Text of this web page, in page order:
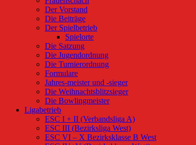
Der Vorstand
Die Beiträge
Der Spielbetrieb
Spielorte
Die Satzung
Die Jugendordnung
Die Turnierordnung
Formulare
Jahres-meister und -sieger
Die Weihnachtsblitzsieger
Die Bowlingmeister
Ligabetrieb
ESC I + II (Verbandsliga A)
ESC III (Bezirksliga West)
ESC VI – X Bezirksklasse B West